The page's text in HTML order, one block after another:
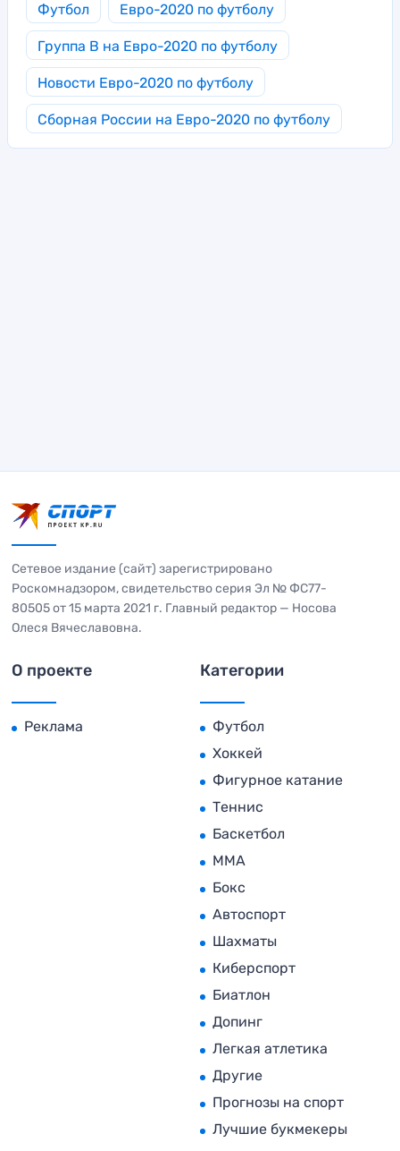
Футбол Евро-2020 по футболу
Группа B на Евро-2020 по футболу
Новости Евро-2020 по футболу
Сборная России на Евро-2020 по футболу
Сетевое издание (сайт) зарегистрировано
Роскомнадзором, свидетельство серия Эл № ФС77-
80505 от 15 марта 2021 г. Главный редактор — Носова
Олеся Вячеславовна.
О проекте
Реклама
Категории
Футбол
Хоккей
Фигурное катание
Теннис
Баскетбол
MMA
Бокс
Автоспорт
Шахматы
Киберспорт
Биатлон
Допинг
Легкая атлетика
Другие
Прогнозы на спорт
Лучшие букмекеры